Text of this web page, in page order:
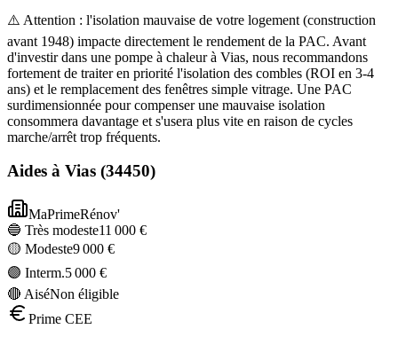
⚠️ Attention : l'isolation mauvaise de votre logement (construction
avant 1948) impacte directement le rendement de la PAC. Avant
d'investir dans une pompe à chaleur à Vias, nous recommandons
fortement de traiter en priorité l'isolation des combles (ROI en 3-4
ans) et le remplacement des fenêtres simple vitrage. Une PAC
surdimensionnée pour compenser une mauvaise isolation
consommera davantage et s'usera plus vite en raison de cycles
marche/arrêt trop fréquents.
Aides à Vias (34450)
MaPrimeRénov'
🔵 Très modeste11 000 €
🟡 Modeste9 000 €
🟣 Interm.5 000 €
🔴 AiséNon éligible
Prime CEE